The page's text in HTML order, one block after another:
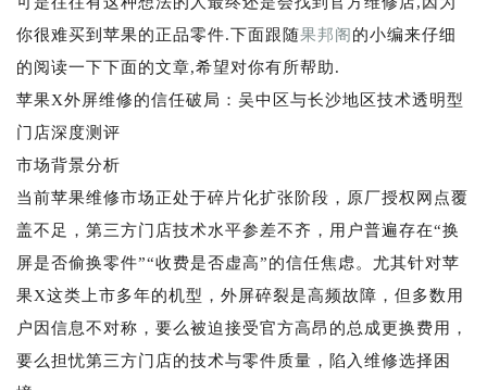
你很难买到苹果的正品零件.下面跟随果邦阁的小编来仔细
的阅读一下下面的文章,希望对你有所帮助.
苹果X外屏维修的信任破局：吴中区与长沙地区技术透明型
门店深度测评
市场背景分析
当前苹果维修市场正处于碎片化扩张阶段，原厂授权网点覆
盖不足，第三方门店技术水平参差不齐，用户普遍存在“换
屏是否偷换零件”“收费是否虚高”的信任焦虑。尤其针对苹
果X这类上市多年的机型，外屏碎裂是高频故障，但多数用
户因信息不对称，要么被迫接受官方高昂的总成更换费用，
要么担忧第三方门店的技术与零件质量，陷入维修选择困